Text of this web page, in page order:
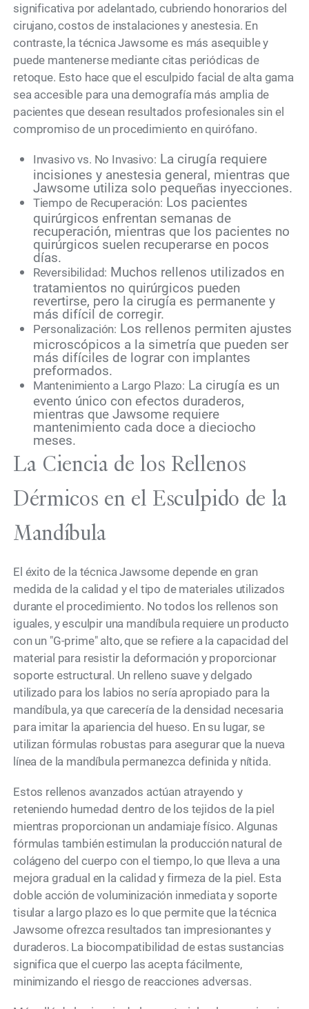
significativa por adelantado, cubriendo honorarios del
cirujano, costos de instalaciones y anestesia. En
contraste, la técnica Jawsome es más asequible y
puede mantenerse mediante citas periódicas de
retoque. Esto hace que el esculpido facial de alta gama
sea accesible para una demografía más amplia de
pacientes que desean resultados profesionales sin el
compromiso de un procedimiento en quirófano.
Invasivo vs. No Invasivo: La cirugía requiere
incisiones y anestesia general, mientras que
Jawsome utiliza solo pequeñas inyecciones.
Tiempo de Recuperación: Los pacientes
quirúrgicos enfrentan semanas de
recuperación, mientras que los pacientes no
quirúrgicos suelen recuperarse en pocos
días.
Reversibilidad: Muchos rellenos utilizados en
tratamientos no quirúrgicos pueden
revertirse, pero la cirugía es permanente y
más difícil de corregir.
Personalización: Los rellenos permiten ajustes
microscópicos a la simetría que pueden ser
más difíciles de lograr con implantes
preformados.
Mantenimiento a Largo Plazo: La cirugía es un
evento único con efectos duraderos,
mientras que Jawsome requiere
mantenimiento cada doce a dieciocho
meses.
La Ciencia de los Rellenos
Dérmicos en el Esculpido de la
Mandíbula
El éxito de la técnica Jawsome depende en gran
medida de la calidad y el tipo de materiales utilizados
durante el procedimiento. No todos los rellenos son
iguales, y esculpir una mandíbula requiere un producto
con un "G-prime" alto, que se refiere a la capacidad del
material para resistir la deformación y proporcionar
soporte estructural. Un relleno suave y delgado
utilizado para los labios no sería apropiado para la
mandíbula, ya que carecería de la densidad necesaria
para imitar la apariencia del hueso. En su lugar, se
utilizan fórmulas robustas para asegurar que la nueva
línea de la mandíbula permanezca definida y nítida.
Estos rellenos avanzados actúan atrayendo y
reteniendo humedad dentro de los tejidos de la piel
mientras proporcionan un andamiaje físico. Algunas
fórmulas también estimulan la producción natural de
colágeno del cuerpo con el tiempo, lo que lleva a una
mejora gradual en la calidad y firmeza de la piel. Esta
doble acción de voluminización inmediata y soporte
tisular a largo plazo es lo que permite que la técnica
Jawsome ofrezca resultados tan impresionantes y
duraderos. La biocompatibilidad de estas sustancias
significa que el cuerpo las acepta fácilmente,
minimizando el riesgo de reacciones adversas.